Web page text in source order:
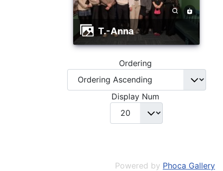
t.-Anna
Ordering
Display Num
Powered by Phoca Gallery